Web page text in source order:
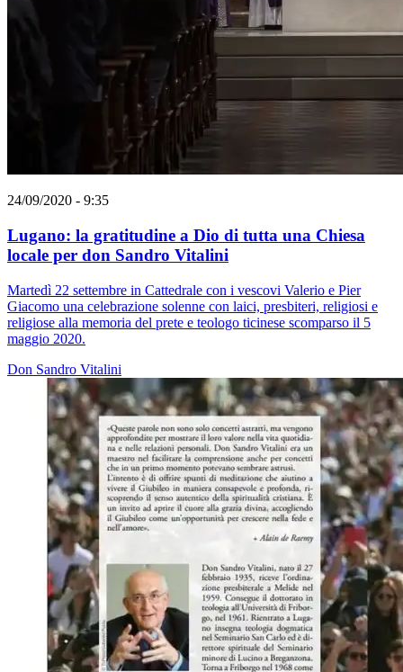
24/09/2020 - 9:35
Lugano: la gratitudine a Dio di tutta una Chiesa
locale per don Sandro Vitalini
Martedì 22 settembre in Cattedrale con i vescovi Valerio e Pier
Giacomo una celebrazione solenne con laici, presbiteri, religiosi e
religiose alla memoria del prete e teologo ticinese scomparso il 5
maggio 2020.
Don Sandro Vitalini